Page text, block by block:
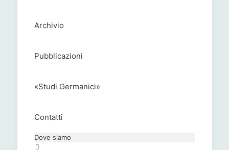
Archivio
Pubblicazioni
«Studi Germanici»
Contatti
Dove siamo